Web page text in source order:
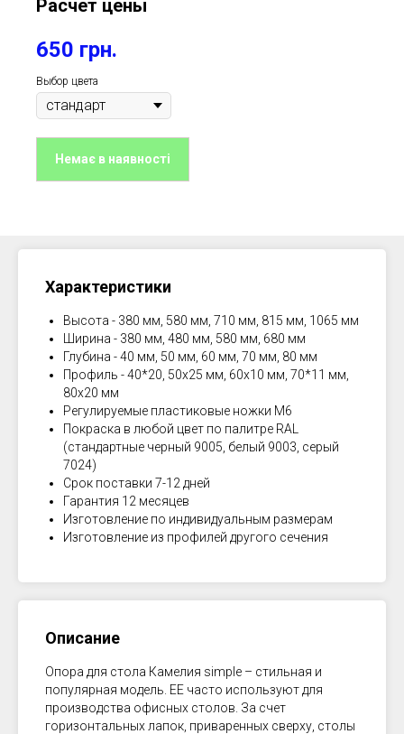
Расчет цены
650 грн.
Выбор цвета
Немає в наявності
Характеристики
Высота - 380 мм, 580 мм, 710 мм, 815 мм, 1065 мм
Ширина - 380 мм, 480 мм, 580 мм, 680 мм
Глубина - 40 мм, 50 мм, 60 мм, 70 мм, 80 мм
Профиль - 40*20, 50х25 мм, 60х10 мм, 70*11 мм,
80х20 мм
Регулируемые пластиковые ножки М6
Покраска в любой цвет по палитре RAL
(стандартные черный 9005, белый 9003, серый
7024)
Срок поставки 7-12 дней
Гарантия 12 месяцев
Изготовление по индивидуальным размерам
Изготовление из профилей другого сечения
Описание
Опора для стола Камелия simple – стильная и
популярная модель. ЕЕ часто используют для
производства офисных столов. За счет
горизонтальных лапок, приваренных сверху, столы